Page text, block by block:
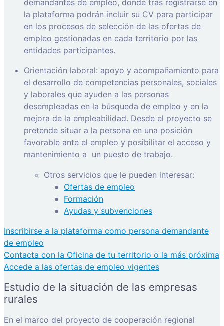
la plataforma podrán incluir su CV para participar
en los procesos de selección de las ofertas de
empleo gestionadas en cada territorio por las
entidades participantes.
Orientación laboral: apoyo y acompañamiento para
el desarrollo de competencias personales, sociales
y laborales que ayuden a las personas
desempleadas en la búsqueda de empleo y en la
mejora de la empleabilidad. Desde el proyecto se
pretende situar a la persona en una posición
favorable ante el empleo y posibilitar el acceso y
mantenimiento a un puesto de trabajo.
Otros servicios que le pueden interesar:
Ofertas de empleo
Formación
Ayudas y subvenciones
Inscribirse a la plataforma como persona demandante
de empleo
Contacta con la Oficina de tu territorio o la más próxima
Accede a las ofertas de empleo vigentes
Estudio de la situación de las empresas
rurales
En el marco del proyecto de cooperación regional